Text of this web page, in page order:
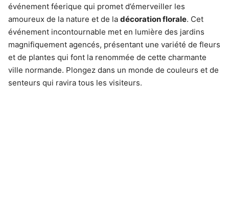
événement féerique qui promet d’émerveiller les
amoureux de la nature et de la décoration florale. Cet
événement incontournable met en lumière des jardins
magnifiquement agencés, présentant une variété de fleurs
et de plantes qui font la renommée de cette charmante
ville normande. Plongez dans un monde de couleurs et de
senteurs qui ravira tous les visiteurs.